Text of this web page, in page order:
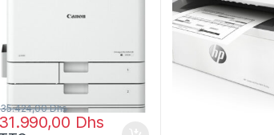
31.990,00 Dhs
35.424,00Dhs